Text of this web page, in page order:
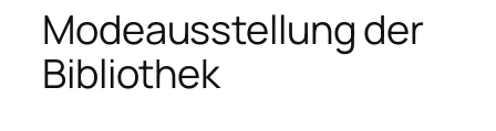
Modeausstellung der
Bibliothek